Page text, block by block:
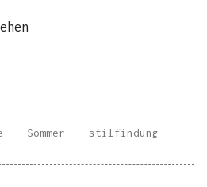
Sommer stilfindung